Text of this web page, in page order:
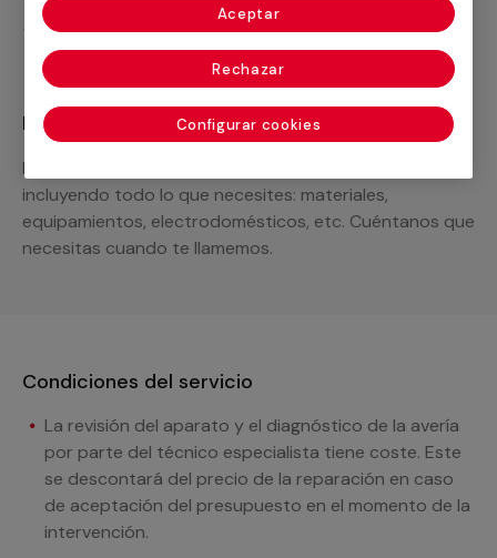
Desplazamiento
Recuerda que en MULTIMAP
Podemos ofrecer cualquier servicio a medida
incluyendo todo lo que necesites: materiales,
equipamientos, electrodomésticos, etc. Cuéntanos que
necesitas cuando te llamemos.
Condiciones del servicio
La revisión del aparato y el diagnóstico de la avería
por parte del técnico especialista tiene coste. Este
se descontará del precio de la reparación en caso
de aceptación del presupuesto en el momento de la
intervención.
Configurar cookies
Rechazar
Aceptar